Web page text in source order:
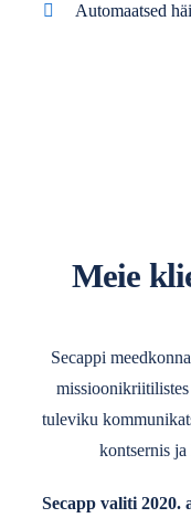
Automaatsed
Meie
Secappi
tuleviku
kontsernis
Secapp valiti 2020.